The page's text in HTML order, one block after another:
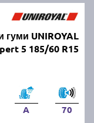
гуми UNIROYAL
5 185/60 R15
A 70